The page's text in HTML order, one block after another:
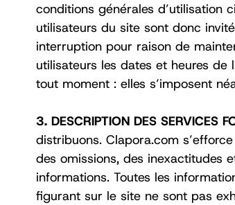
conditions générales d’utilisation
utilisateurs du site sont donc
interruption pour raison de
utilisateurs les dates et heures
tout moment : elles s’imposent
3. DESCRIPTION DES SERVICES
distribuons. Clapora.com
des omissions, des inexactitudes
informations. Toutes les
figurant sur le site ne sont pas